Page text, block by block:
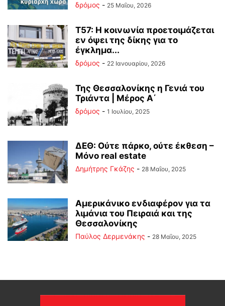
δρόμος - 25 Μαΐου, 2026
Τ57: Η κοινωνία προετοιμάζεται
εν όψει της δίκης για το
έγκλημα...
δρόμος - 22 Ιανουαρίου, 2026
Της Θεσσαλονίκης η Γενιά του
Τριάντα | Μέρος Α΄
δρόμος - 1 Ιουλίου, 2025
ΔΕΘ: Ούτε πάρκο, ούτε έκθεση –
Μόνο real estate
Δημήτρης Γκάζης - 28 Μαΐου, 2025
Αμερικάνικο ενδιαφέρον για τα
λιμάνια του Πειραιά και της
Θεσσαλονίκης
Παύλος Δερμενάκης - 28 Μαΐου, 2025